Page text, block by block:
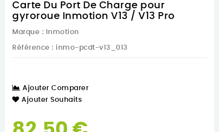
Carte Du Port De Charge pour
gyroroue Inmotion V13 / V13 Pro
Marque : Inmotion
Référence : inmo-pcdt-v13_013
Ajouter Comparer
Ajouter Souhaits